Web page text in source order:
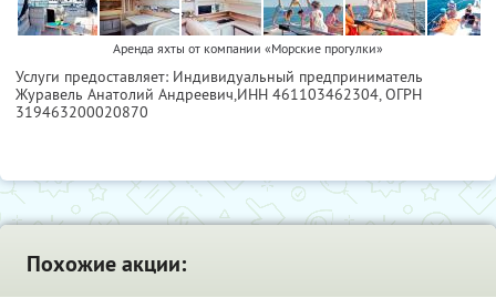
Аренда яхты от компании «Морские прогулки»
Услуги предоставляет: Индивидуальный предприниматель
Журавель Анатолий Андреевич,ИНН 461103462304, ОГРН
319463200020870
Похожие акции: